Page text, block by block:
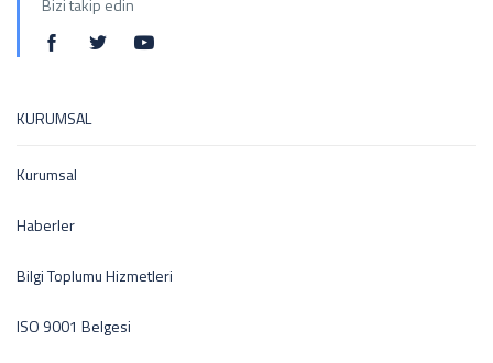
Bizi takip edin
KURUMSAL
Kurumsal
Haberler
Bilgi Toplumu Hizmetleri
ISO 9001 Belgesi